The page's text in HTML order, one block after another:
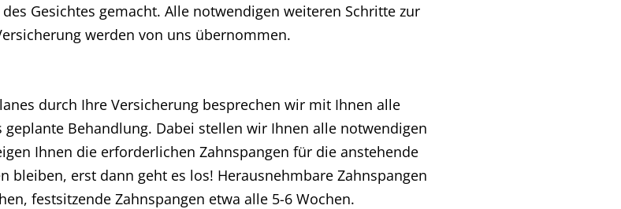
Gesichtes gemacht. Alle notwendigen weiteren Schritte zur
werden von uns übernommen.
durch Ihre Versicherung besprechen wir mit Ihnen alle
Behandlung. Dabei stellen wir Ihnen alle notwendigen
Ihnen die erforderlichen Zahnspangen für die anstehende
bleiben, erst dann geht es los! Herausnehmbare Zahnspangen
festsitzende Zahnspangen etwa alle 5-6 Wochen.